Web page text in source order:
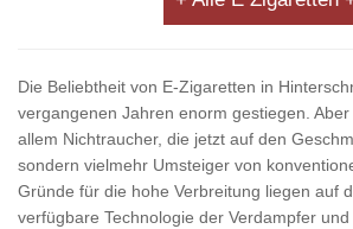
Die Beliebtheit von E-Zigaretten in
vergangenen Jahren enorm gestiegen.
allem Nichtraucher, die jetzt auf den
sondern vielmehr Umsteiger von
Gründe für die hohe Verbreitung liegen auf
verfügbare Technologie der Verdampfer